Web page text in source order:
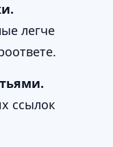
легче
ссылок